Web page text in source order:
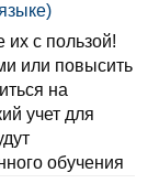
их с пользой!
или повысить
на
учет для
обучения